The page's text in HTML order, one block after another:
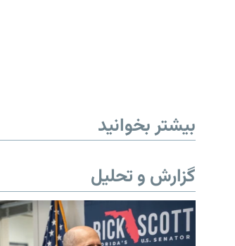
بیشتر بخوانید
گزارش و تحلیل